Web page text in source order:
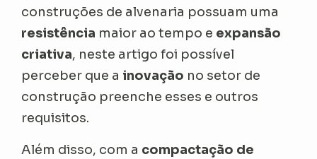
construções de alvenaria possuam uma
resistência maior ao tempo e expansão
criativa, neste artigo foi possível
perceber que a inovação no setor de
construção preenche esses e outros
requisitos.
Além disso, com a compactação de